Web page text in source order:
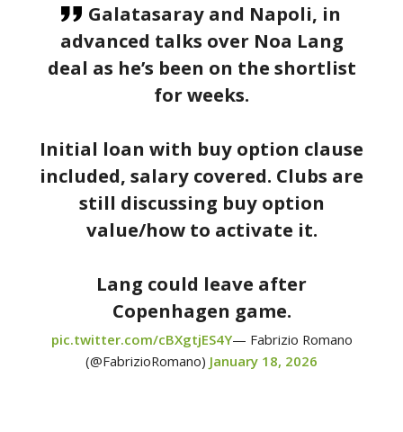
Galatasaray and Napoli, in
advanced talks over Noa Lang
deal as he’s been on the shortlist
for weeks.
Initial loan with buy option clause
included, salary covered. Clubs are
still discussing buy option
value/how to activate it.
Lang could leave after
Copenhagen game.
pic.twitter.com/cBXgtjES4Y— Fabrizio Romano
(@FabrizioRomano) January 18, 2026